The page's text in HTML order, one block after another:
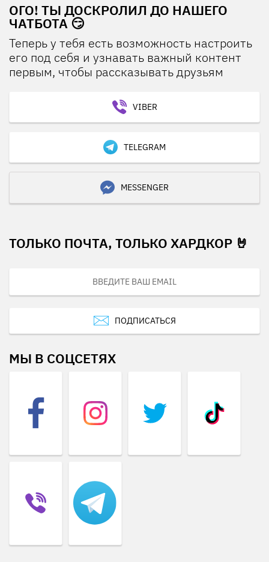
ОГО! ТЫ ДОСКРОЛИЛ ДО НАШЕГО
ЧАТБОТА 😏
Теперь у тебя есть возможность настроить
его под себя и узнавать важный контент
первым, чтобы рассказывать друзьям
VIBER
TELEGRAM
MESSENGER
ТОЛЬКО ПОЧТА, ТОЛЬКО ХАРДКОР 🤘
ПОДПИСАТЬСЯ
МЫ В СОЦСЕТЯХ